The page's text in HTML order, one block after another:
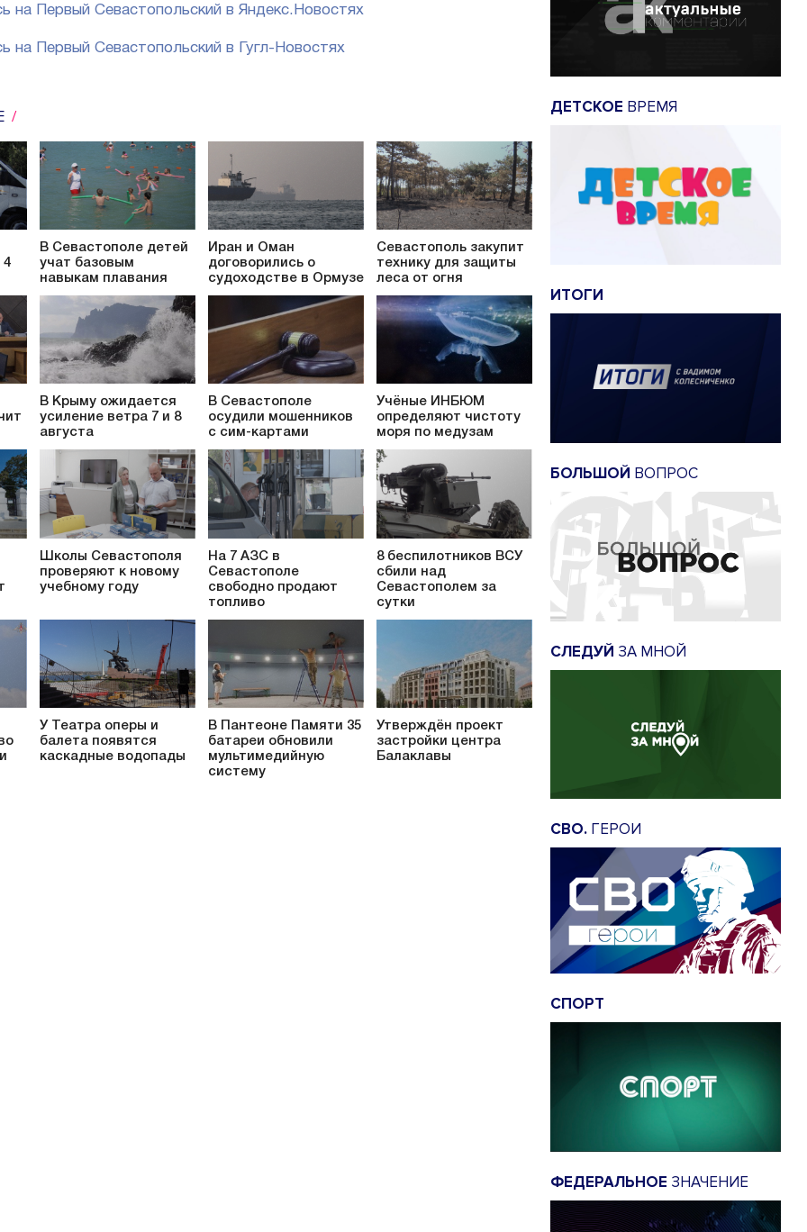
на Первый Севастопольский в Яндекс.Новостях
на Первый Севастопольский в Гугл-Новостях
4
В Севастополе детей
учат базовым
навыкам плавания
Иран и Оман
договорились о
судоходстве в Ормузе
Севастополь закупит
технику для защиты
леса от огня
В Крыму ожидается
усиление ветра 7 и 8
августа
В Севастополе
осудили мошенников
с сим-картами
Учёные ИНБЮМ
определяют чистоту
моря по медузам
Школы Севастополя
проверяют к новому
учебному году
На 7 АЗС в
Севастополе
свободно продают
топливо
8 беспилотников ВСУ
сбили над
Севастополем за
сутки
У Театра оперы и
балета появятся
каскадные водопады
В Пантеоне Памяти 35
батареи обновили
мультимедийную
систему
Утверждён проект
застройки центра
Балаклавы
ДЕТСКОЕ ВРЕМЯ
ИТОГИ
БОЛЬШОЙ ВОПРОС
СЛЕДУЙ ЗА МНОЙ
СВО. ГЕРОИ
СПОРТ
ФЕДЕРАЛЬНОЕ ЗНАЧЕНИЕ